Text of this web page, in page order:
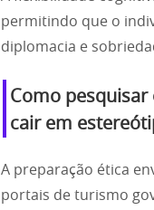
permitindo que o
diplomacia e
Como pesquisar
cair em
A preparação ética
portais de turismo